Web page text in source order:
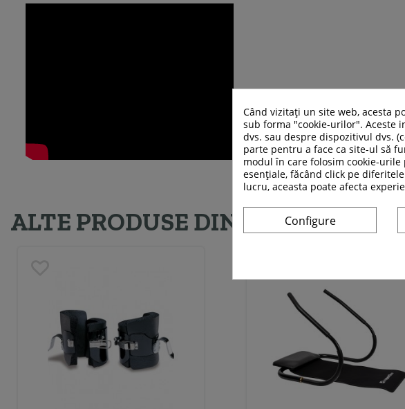
ALTE PRODUSE DIN ACEEASI
Când vizitați un site web, acesta
sub forma "cookie-urilor". Aceste
dvs. sau despre dispozitivul dvs.
parte pentru a face ca site-ul să
modul în care folosim cookie-
esențiale, făcând click pe
lucru, aceasta poate afecta
Configure